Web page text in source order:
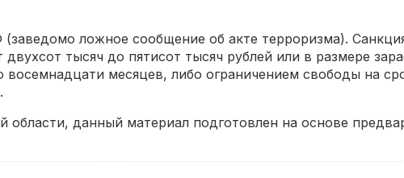
ложное сообщение об акте терроризма).
тысяч до пятисот тысяч рублей или в размере
месяцев, либо ограничением свободы на
данный материал подготовлен на основе